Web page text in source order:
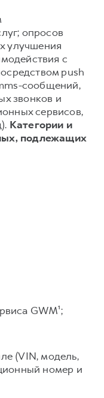
опросов
улучшения
с
push
сообщений,
звонков и
сервисов,
Категории и
подлежащих
GWM¹;
(VIN, модель,
номер и